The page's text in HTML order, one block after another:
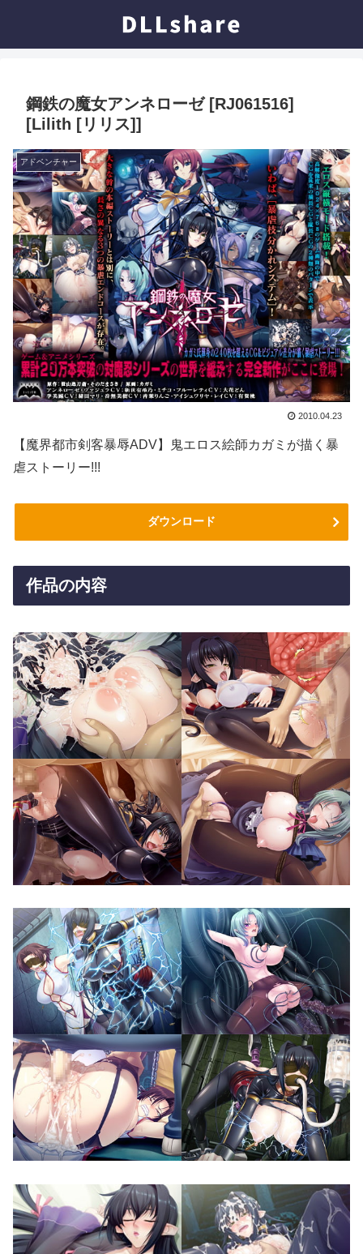
鋼鉄の魔女アンネローゼ [RJ061516]
[Lilith [リリス]]
アドベンチャー
2010.04.23
【魔界都市剣客暴辱ADV】鬼エロス絵師カガミが描く暴
虐ストーリー!!!
ダウンロード
作品の内容